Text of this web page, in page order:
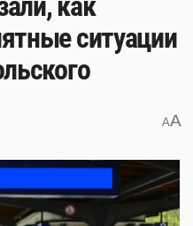
ситуации
AA